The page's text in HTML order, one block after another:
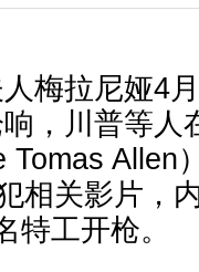
梅拉尼娅4
，川普等人
Tomas Allen
相关影片，
特工开枪。